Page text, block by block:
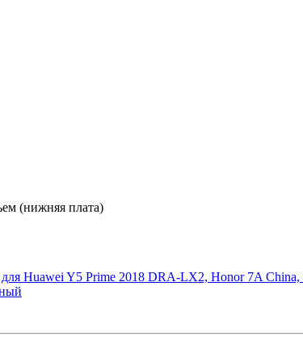
(нижняя плата)
Huawei Y5 Prime 2018 DRA-LX2, Honor 7A